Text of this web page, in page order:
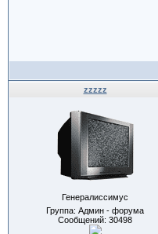
zzzzz
Генералиссимус
Группа: Админ - форума
Сообщений: 30498